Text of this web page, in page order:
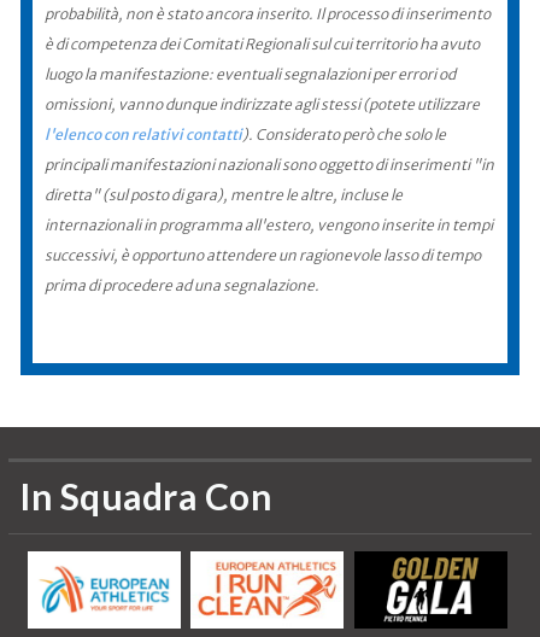
probabilità, non è stato ancora inserito. Il processo di inserimento
è di competenza dei Comitati Regionali sul cui territorio ha avuto
luogo la manifestazione: eventuali segnalazioni per errori od
omissioni, vanno dunque indirizzate agli stessi (potete utilizzare
l'elenco con relativi contatti). Considerato però che solo le
principali manifestazioni nazionali sono oggetto di inserimenti "in
diretta" (sul posto di gara), mentre le altre, incluse le
internazionali in programma all'estero, vengono inserite in tempi
successivi, è opportuno attendere un ragionevole lasso di tempo
prima di procedere ad una segnalazione.
In Squadra Con